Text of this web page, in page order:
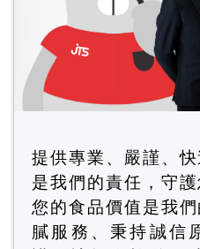
提供專業、嚴謹、
是我們的責任，守
您的食品價值是我
膩服務、秉持誠信